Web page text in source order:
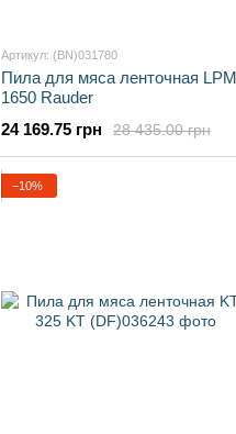
Артикул: (BN)031780
Пила для мяса ленточная
1650 Rauder
28 435.00 грн
24 169.75 грн
−10%